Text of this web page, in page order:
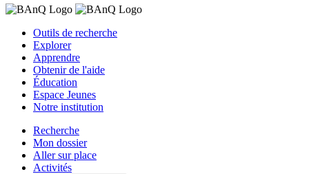
Outils de recherche
Explorer
Apprendre
Obtenir de l'aide
Éducation
Espace Jeunes
Notre institution
Recherche
Mon dossier
Aller sur place
Activités